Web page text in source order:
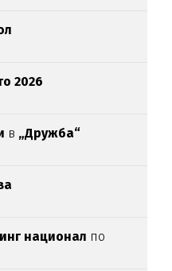
2026
в „Дружба“
национал по